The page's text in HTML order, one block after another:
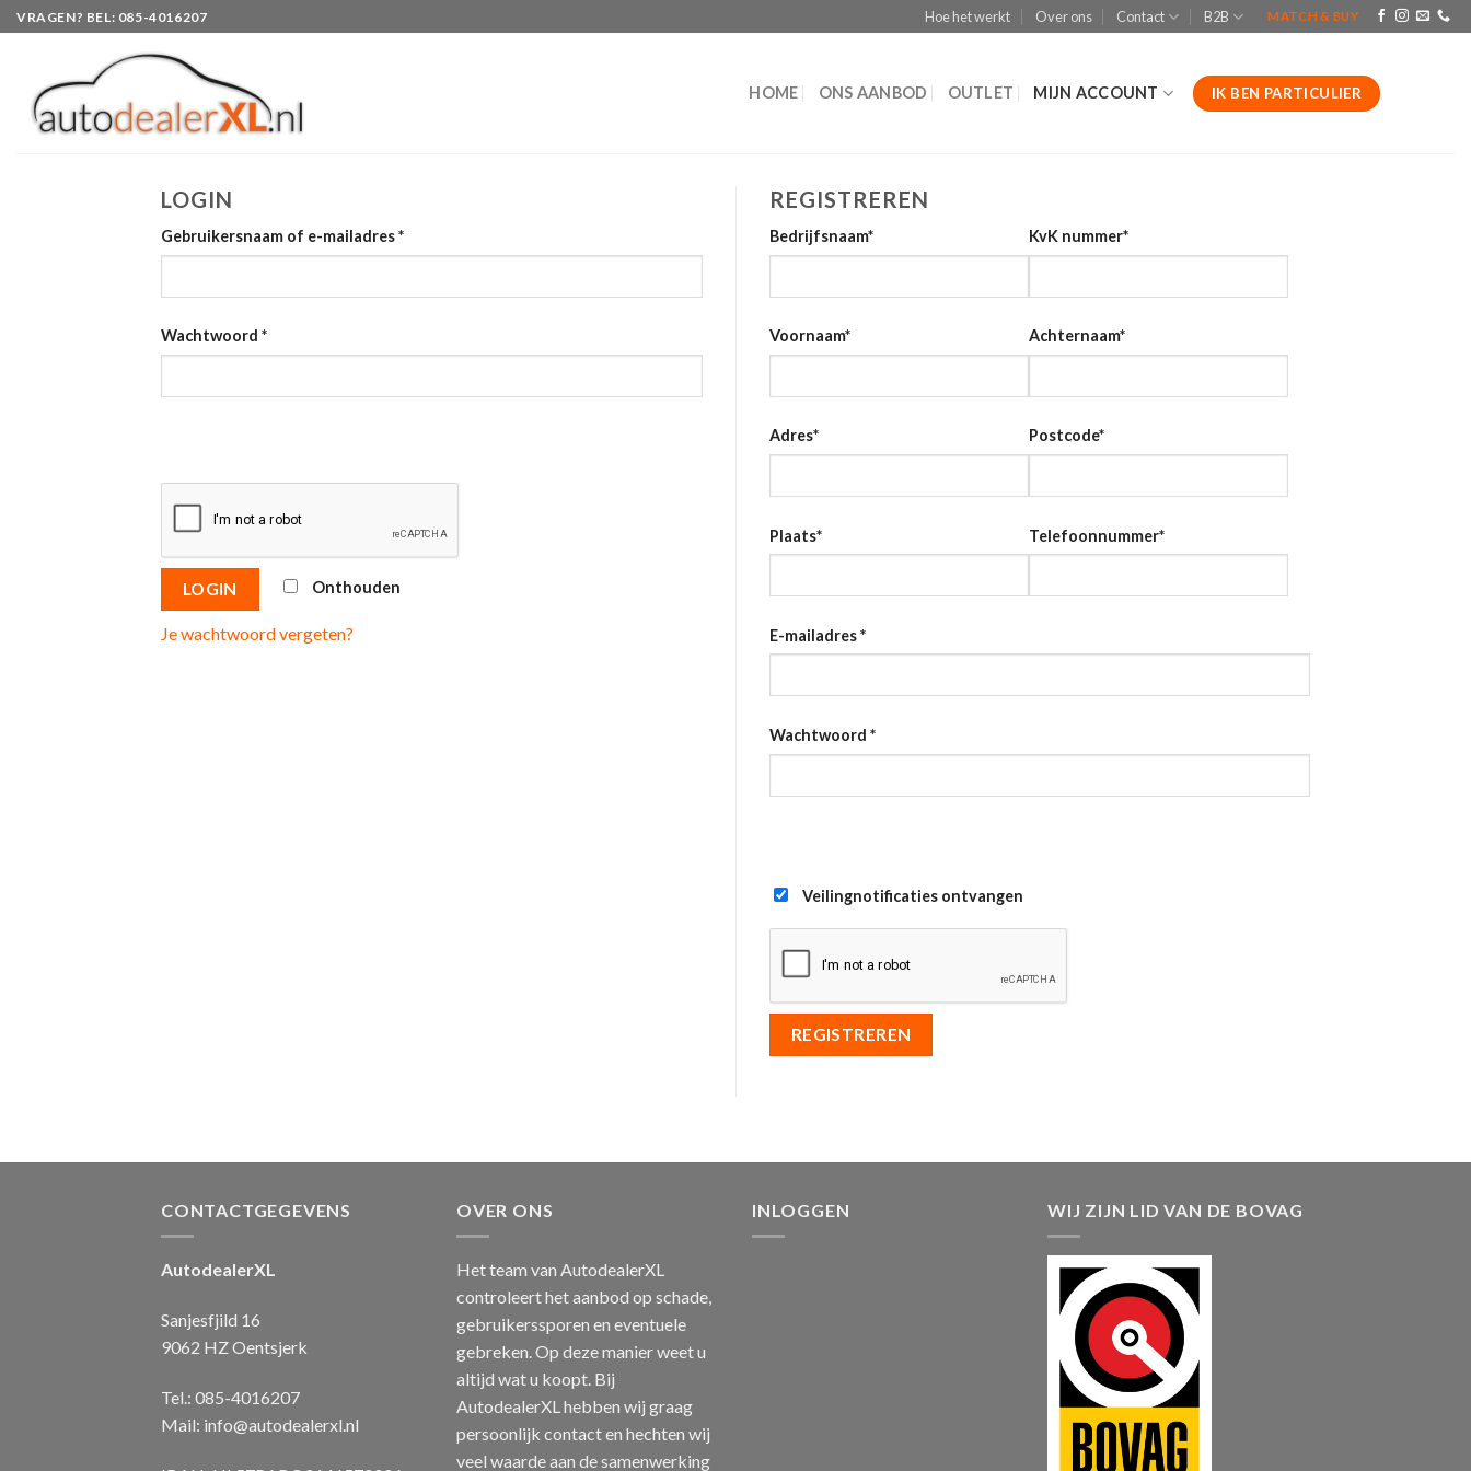
Skip
to
VRAGEN? BEL: 085-4016207 Hoe het werkt Over ons Contact B2B MATCH & BUY
HOME ONS AANBOD OUTLET MIJN ACCOUNT IK BEN PARTICULIER
LOGIN
Gebruikersnaam of e-mailadres*
Wachtwoord *
LOGIN Onthouden
Je wachtwoord vergeten?
REGISTREREN
Bedrijfsnaam* KvK nummer*
Voornaam* Achternaam*
Adres* Postcode*
Plaats* Telefoonnummer*
E-mailadres*
Wachtwoord *
Veilingnotificaties ontvangen
REGISTREREN
CONTACTGEGEVENS
AutodealerXL
Sanjesfjild 16
9062 HZ Oentsjerk
Tel.: 085-4016207
Mail: info@autodealerxl.nl
OVER ONS
Het team van AutodealerXL
controleert het aanbod op schade,
gebruikerssporen en eventuele
gebreken. Op deze manier weet u
altijd wat u koopt. Bij
AutodealerXL hebben wij graag
persoonlijk contact en hechten wij
veel waarde aan de samenwerking
INLOGGEN WIJ ZIJN LID VAN DE BOVAG